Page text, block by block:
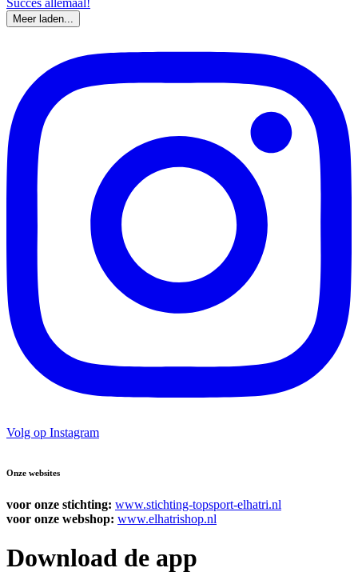
Meer laden...
Volg op Instagram
Onze websites
voor onze stichting: www.stichting-topsport-elhatri.nl
voor onze webshop: www.elhatrishop.nl
Download de app